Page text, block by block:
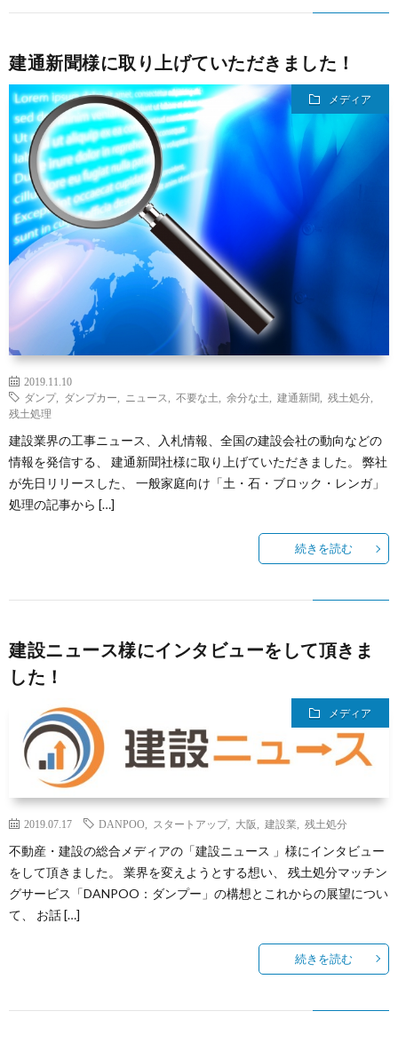
建通新聞様に取り上げていただきました！
メディア
2019.11.10
ダンプ, ダンプカー ニュース 不要な土 余分な土 建通新聞 残土処分
残土処理
建設業界の工事ニュース、入札情報、全国の建設会社の動向などの
情報を発信する、 建通新聞社様に取り上げていただきました。 弊社
が先日リリースした、 一般家庭向け「土・石・ブロック・レンガ」
処理の記事から […]
続きを読む
建設ニュース様にインタビューをして頂きま
した！
メディア
2019.07.17 DANPOO スタートアップ, 大阪 建設業 残土処分
不動産・建設の総合メディアの「建設ニュース 」様にインタビュー
をして頂きました。 業界を変えようとする想い、 残土処分マッチン
グサービス「DANPOO：ダンプー」の構想とこれからの展望につい
て、 お話 […]
続きを読む